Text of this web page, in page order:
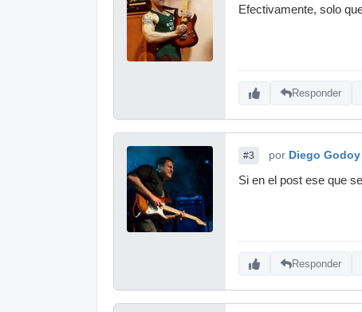
Efectivamente, solo
Responder
#3 por Diego Godoy
Si en el post ese que
Responder